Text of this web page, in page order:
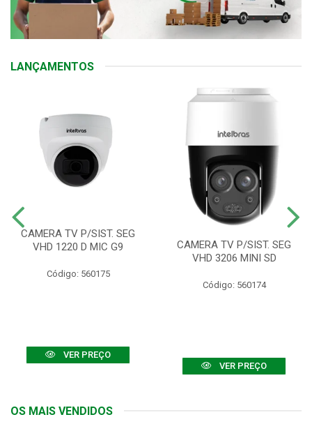
LANÇAMENTOS
CAMERA TV P/SIST. SEG
VHD 1220 D MIC G9
Código: 560175
VER PREÇO
CAMERA TV P/SIST. SEG
VHD 3206 MINI SD
Código: 560174
VER PREÇO
OS MAIS VENDIDOS